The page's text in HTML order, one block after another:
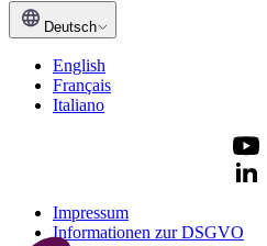
Deutsch
English
Français
Italiano
Impressum
Informationen zur DSGVO